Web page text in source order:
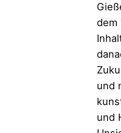
dem
und
und